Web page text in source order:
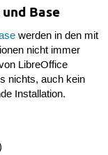
Base
werden in den mit
nicht immer
LibreOffice
nichts, auch kein
Installation.